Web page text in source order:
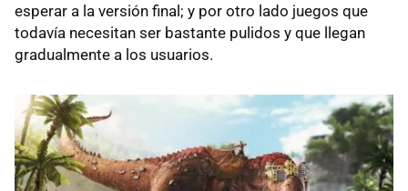
esperar a la versión final; y por otro lado juegos que
todavía necesitan ser bastante pulidos y que llegan
gradualmente a los usuarios.